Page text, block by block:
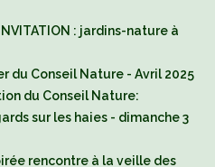
: jardins-nature à
du Conseil Nature - Avril 2025
du Conseil Nature:
sur les haies - dimanche 3
rencontre à la veille des